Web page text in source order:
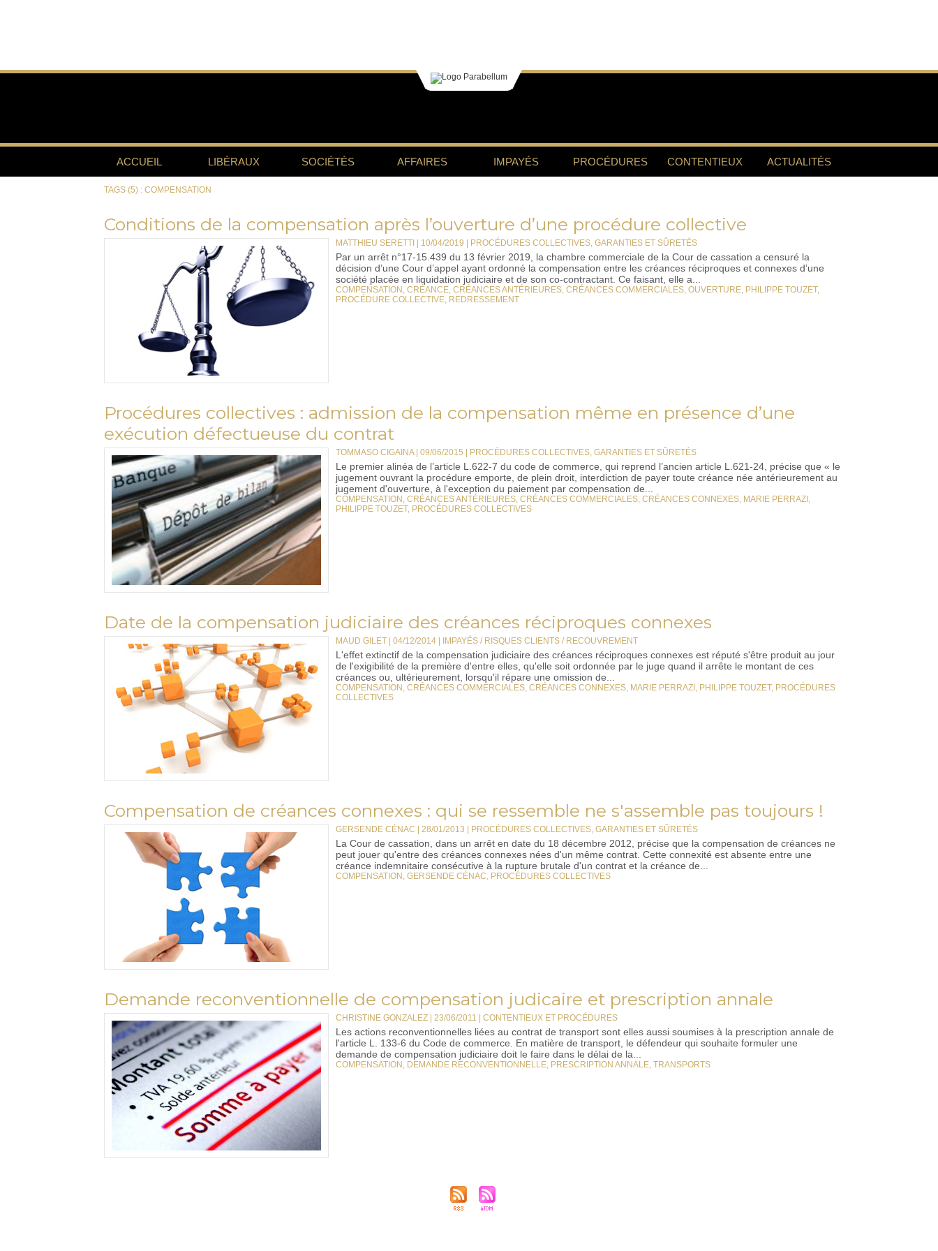
ACCUEIL LIBÉRAUX SOCIÉTÉS AFFAIRES IMPAYÉS PROCÉDURES CONTENTIEUX ACTUALITÉS
TAGS (5) : COMPENSATION
Conditions de la compensation après l’ouverture d’une procédure collective
MATTHIEU SERETTI | 10/04/2019 PROCÉDURES COLLECTIVES, GARANTIES ET SÛRETÉS
Par un arrêt n°17-15.439 du 13 février 2019, la chambre commerciale de la Cour de cassation a censuré la
décision d’une Cour d’appel ayant ordonné la compensation entre les créances réciproques et connexes d’une
société placée en liquidation judiciaire et de son co-contractant. Ce faisant, elle a...
COMPENSATION , CRÉANCE, CRÉANCES ANTÉRIEURES, CRÉANCES COMMERCIALES, OUVERTURE, PHILIPPE TOUZET,
PROCÉDURE COLLECTIVE, REDRESSEMENT
Procédures collectives : admission de la compensation même en présence d’une
exécution défectueuse du contrat
TOMMASO CIGAINA | 09/06/2015 PROCÉDURES COLLECTIVES, GARANTIES ET SÛRETÉS
Le premier alinéa de l’article L.622-7 du code de commerce, qui reprend l’ancien article L.621-24, précise que « le
jugement ouvrant la procédure emporte, de plein droit, interdiction de payer toute créance née antérieurement au
jugement d'ouverture, à l'exception du paiement par compensation de...
COMPENSATION , CRÉANCES ANTÉRIEURES, CRÉANCES COMMERCIALES, CRÉANCES CONNEXES, MARIE PERRAZI ,
PHILIPPE TOUZET, PROCÉDURES COLLECTIVES
Date de la compensation judiciaire des créances réciproques connexes
MAUD GILET | 04/12/2014 IMPAYÉS / RISQUES CLIENTS / RECOUVREMENT
L'effet extinctif de la compensation judiciaire des créances réciproques connexes est réputé s'être produit au jour
de l'exigibilité de la première d'entre elles, qu'elle soit ordonnée par le juge quand il arrête le montant de ces
créances ou, ultérieurement, lorsqu'il répare une omission de...
COMPENSATION , CRÉANCES COMMERCIALES, CRÉANCES CONNEXES, MARIE PERRAZI , PHILIPPE TOUZET, PROCÉDURES
COLLECTIVES
Compensation de créances connexes : qui se ressemble ne s'assemble pas toujours !
GERSENDE CÉNAC | 28/01/2013 PROCÉDURES COLLECTIVES, GARANTIES ET SÛRETÉS
La Cour de cassation, dans un arrêt en date du 18 décembre 2012, précise que la compensation de créances ne
peut jouer qu'entre des créances connexes nées d'un même contrat. Cette connexité est absente entre une
créance indemnitaire consécutive à la rupture brutale d'un contrat et la créance de...
COMPENSATION , GERSENDE CÉNAC, PROCÉDURES COLLECTIVES
Demande reconventionnelle de compensation judicaire et prescription annale
CHRISTINE GONZALEZ | 23/06/2011 CONTENTIEUX ET PROCÉDURES
Les actions reconventionnelles liées au contrat de transport sont elles aussi soumises à la prescription annale de
l'article L. 133-6 du Code de commerce. En matière de transport, le défendeur qui souhaite formuler une
demande de compensation judiciaire doit le faire dans le délai de la...
COMPENSATION , DEMANDE RECONVENTIONNELLE, PRESCRIPTION ANNALE, TRANSPORTS